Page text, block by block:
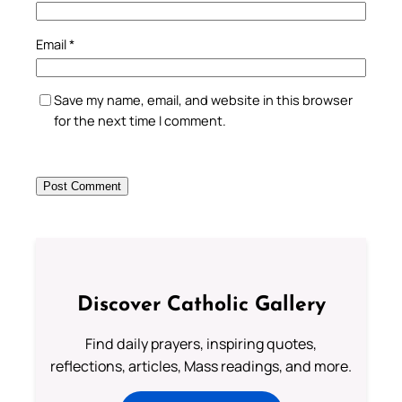
Email*
Save my name, email, and website in this browser
for the next time I comment.
Discover Catholic Gallery
Find daily prayers, inspiring quotes,
reflections, articles, Mass readings, and more.